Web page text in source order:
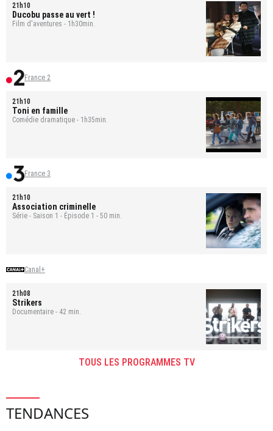
21h10
Ducobu passe au vert !
Film d'aventures - 1h30min.
France 2
21h10
Toni en famille
Comédie dramatique - 1h35min.
France 3
21h10
Association criminelle
Série - Saison 1 - Épisode 1 - 50 min.
Canal+
21h08
Strikers
Documentaire - 42 min.
TOUS LES PROGRAMMES TV
TENDANCES